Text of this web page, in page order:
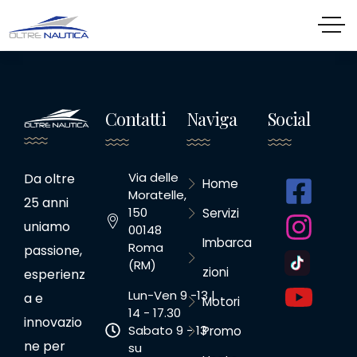
Da oltre
25 anni
uniamo
passione,
esperienz
a e
innovazio
ne per
Contatti
Via delle
Moratelle,
150
00148
Roma
(RM)
Lun-Ven 9 -13 |
14 - 17.30
Sabato 9 - 13
su
Naviga
Home
Servizi
Imbarca
zioni
Motori
Promo
Social